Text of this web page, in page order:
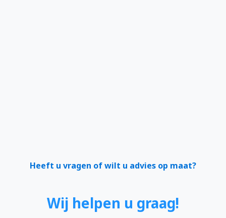
Heeft u vragen of wilt u advies op maat?
Wij helpen u graag!